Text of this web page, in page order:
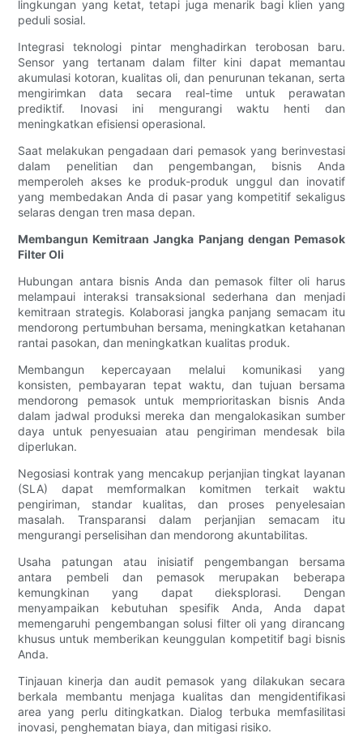
lingkungan yang ketat, tetapi juga menarik bagi klien yang
peduli sosial.
Integrasi teknologi pintar menghadirkan terobosan baru.
Sensor yang tertanam dalam filter kini dapat memantau
akumulasi kotoran, kualitas oli, dan penurunan tekanan, serta
mengirimkan data secara real-time untuk perawatan
prediktif. Inovasi ini mengurangi waktu henti dan
meningkatkan efisiensi operasional.
Saat melakukan pengadaan dari pemasok yang berinvestasi
dalam penelitian dan pengembangan, bisnis Anda
memperoleh akses ke produk-produk unggul dan inovatif
yang membedakan Anda di pasar yang kompetitif sekaligus
selaras dengan tren masa depan.
Membangun Kemitraan Jangka Panjang dengan Pemasok
Filter Oli
Hubungan antara bisnis Anda dan pemasok filter oli harus
melampaui interaksi transaksional sederhana dan menjadi
kemitraan strategis. Kolaborasi jangka panjang semacam itu
mendorong pertumbuhan bersama, meningkatkan ketahanan
rantai pasokan, dan meningkatkan kualitas produk.
Membangun kepercayaan melalui komunikasi yang
konsisten, pembayaran tepat waktu, dan tujuan bersama
mendorong pemasok untuk memprioritaskan bisnis Anda
dalam jadwal produksi mereka dan mengalokasikan sumber
daya untuk penyesuaian atau pengiriman mendesak bila
diperlukan.
Negosiasi kontrak yang mencakup perjanjian tingkat layanan
(SLA) dapat memformalkan komitmen terkait waktu
pengiriman, standar kualitas, dan proses penyelesaian
masalah. Transparansi dalam perjanjian semacam itu
mengurangi perselisihan dan mendorong akuntabilitas.
Usaha patungan atau inisiatif pengembangan bersama
antara pembeli dan pemasok merupakan beberapa
kemungkinan yang dapat dieksplorasi. Dengan
menyampaikan kebutuhan spesifik Anda, Anda dapat
memengaruhi pengembangan solusi filter oli yang dirancang
khusus untuk memberikan keunggulan kompetitif bagi bisnis
Anda.
Tinjauan kinerja dan audit pemasok yang dilakukan secara
berkala membantu menjaga kualitas dan mengidentifikasi
area yang perlu ditingkatkan. Dialog terbuka memfasilitasi
inovasi, penghematan biaya, dan mitigasi risiko.